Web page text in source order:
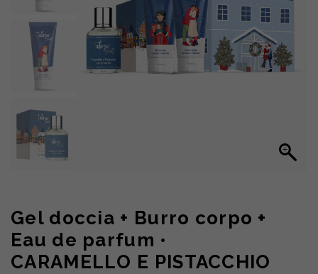
Gel doccia + Burro corpo +
Eau de parfum •
CARAMELLO E PISTACCHIO